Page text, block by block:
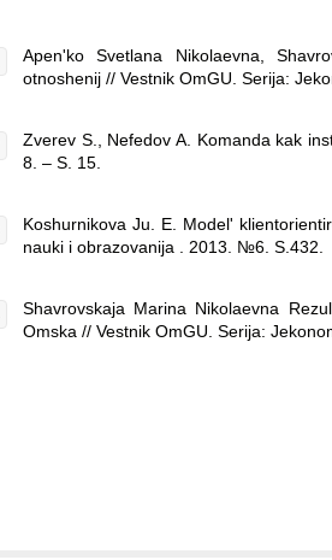
Apen'ko Svetlana Nikolaevna,
otnoshenij // Vestnik OmGU. Serija:
Zverev S., Nefedov A. Komanda kak
8. – S. 15.
Koshurnikova Ju. E. Model'
nauki i obrazovanija . 2013. №6. S.432.
Shavrovskaja Marina Nikolaevna
Omska // Vestnik OmGU. Serija: